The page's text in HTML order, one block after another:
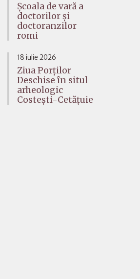
Școala de vară a
doctorilor și
doctoranzilor
romi
18 iulie 2026
Ziua Porților
Deschise în situl
arheologic
Costești-Cetățuie